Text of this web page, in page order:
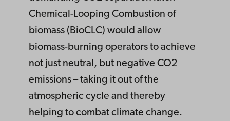
Chemical-Looping Combustion of
biomass (BioCLC) would allow
biomass-burning operators to achieve
not just neutral, but negative CO2
emissions – taking it out of the
atmospheric cycle and thereby
helping to combat climate change.